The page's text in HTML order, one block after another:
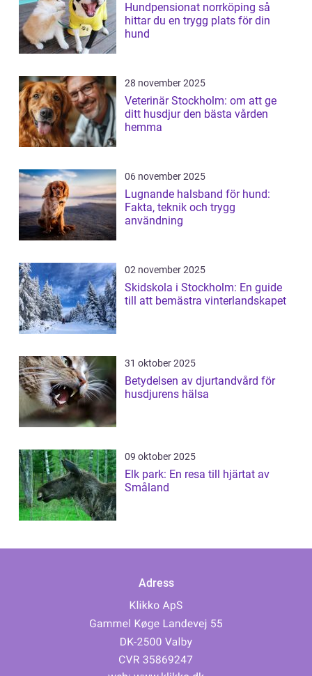
Hundpensionat norrköping så
hittar du en trygg plats för din
hund
28 november 2025
Veterinär Stockholm: om att ge
ditt husdjur den bästa vården
hemma
06 november 2025
Lugnande halsband för hund:
Fakta, teknik och trygg
användning
02 november 2025
Skidskola i Stockholm: En guide
till att bemästra vinterlandskapet
31 oktober 2025
Betydelsen av djurtandvård för
husdjurens hälsa
09 oktober 2025
Elk park: En resa till hjärtat av
Småland
Adress